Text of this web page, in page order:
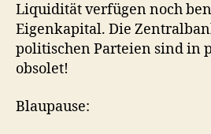
Liquidität verfügen noch
Eigenkapital. Die
politischen Parteien sind in
obsolet!
Blaupause: